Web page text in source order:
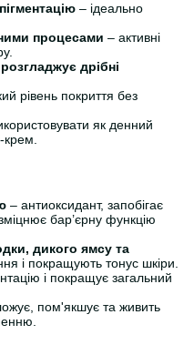
– ідеально
процесами – активні
дрібні
рівень покриття без
як денний
– антиоксидант, запобігає
бар’єрну функцію
дикого ямсу та
і покращують тонус шкіри.
і покращує загальний
пом'якшує та живить